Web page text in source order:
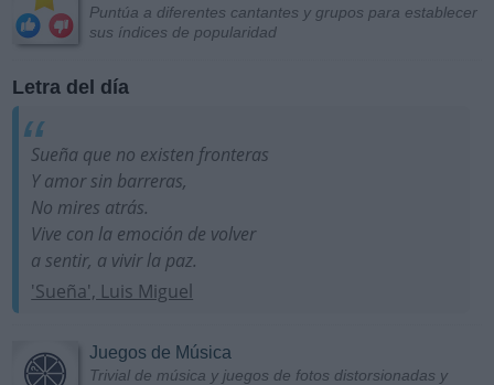
Puntúa a diferentes cantantes y grupos para establecer
sus índices de popularidad
Letra del día
Sueña que no existen fronteras
Y amor sin barreras,
No mires atrás.
Vive con la emoción de volver
a sentir, a vivir la paz.
'Sueña', Luis Miguel
Juegos de Música
Trivial de música y juegos de fotos distorsionadas y